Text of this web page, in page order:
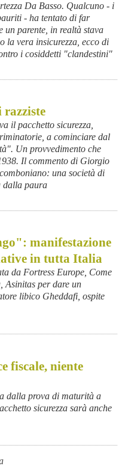
Da Basso. Qualcuno - i
- ha tentato di far
un parente, in realtà stava
la vera insicurezza, ecco di
i cosiddetti "clandestini"
razziste
il pacchetto sicurezza,
a cominciare dal
Un provvedimento che
Il commento di Giorgio
una società di
dalla paura
manifestazione
in tutta Italia
da Fortress Europe, Come
Asinitas per dare un
libico Gheddafi, ospite
fiscale, niente
dalla prova di maturità a
sicurezza sarà anche